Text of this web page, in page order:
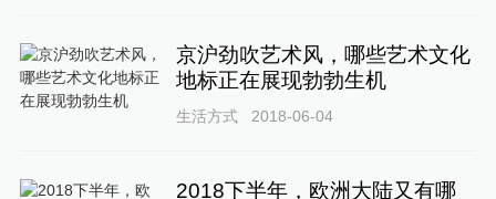
京沪劲吹艺术风，哪些艺术文化
地标正在展现勃勃生机
生活方式 2018-06-04
2018下半年，欧洲大陆又有哪